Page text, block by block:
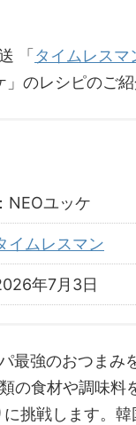
「 タイムレスマ
のレシピのご紹
NEOユッケ
イムレスマン
年7月3日
最強のおつまみ
の食材や調味料
挑戦します。